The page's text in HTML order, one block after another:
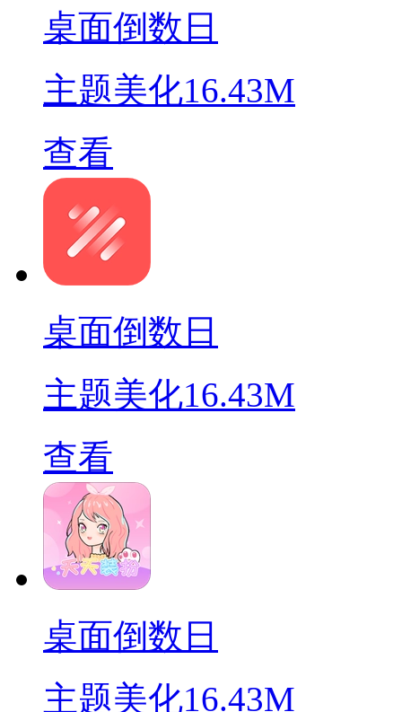
桌面倒数日
主题美化16.43M
查看
桌面倒数日
主题美化16.43M
查看
桌面倒数日
主题美化16.43M